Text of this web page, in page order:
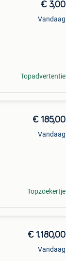
€ 3,00
Vandaag
Topadvertentie
€ 185,00
Vandaag
Topzoekertje
€ 1.180,00
Vandaag